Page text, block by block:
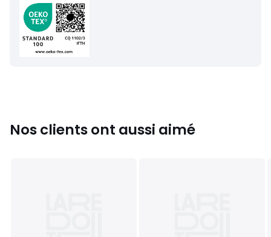
Lait
Tailles Taille Unique
Caractéristiques environnementales de l’emballage
Nos clients ont aussi aimé